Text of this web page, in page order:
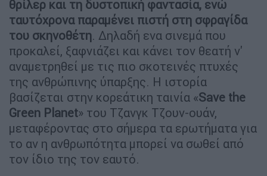
θρίλερ και τη δυστοπική φαντασία, ενώ
ταυτόχρονα παραμένει πιστή στη σφραγίδα
του σκηνοθέτη. Δηλαδή ενα σινεμά που
προκαλεί, ξαφνιάζει και κάνει τον θεατή ν'
αναμετρηθεί με τις πιο σκοτεινές πτυχές
της ανθρώπινης ύπαρξης. Η ιστορία
βασίζεται στην κορεάτικη ταινία «Save the
Green Planet» του Τζανγκ Τζουν-ουάν,
μεταφέροντας στο σήμερα τα ερωτήματα για
το αν η ανθρωπότητα μπορεί να σωθεί από
τον ίδιο της τον εαυτό.